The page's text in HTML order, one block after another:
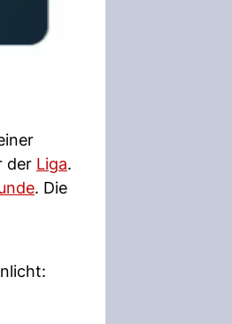
der Liga.
. Die